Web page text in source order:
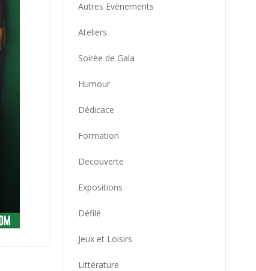
Autres Evènements
Ateliers
Soirée de Gala
Humour
Dédicace
Formation
Decouverte
Expositions
Défilé
Jeux et Loisirs
Littérature